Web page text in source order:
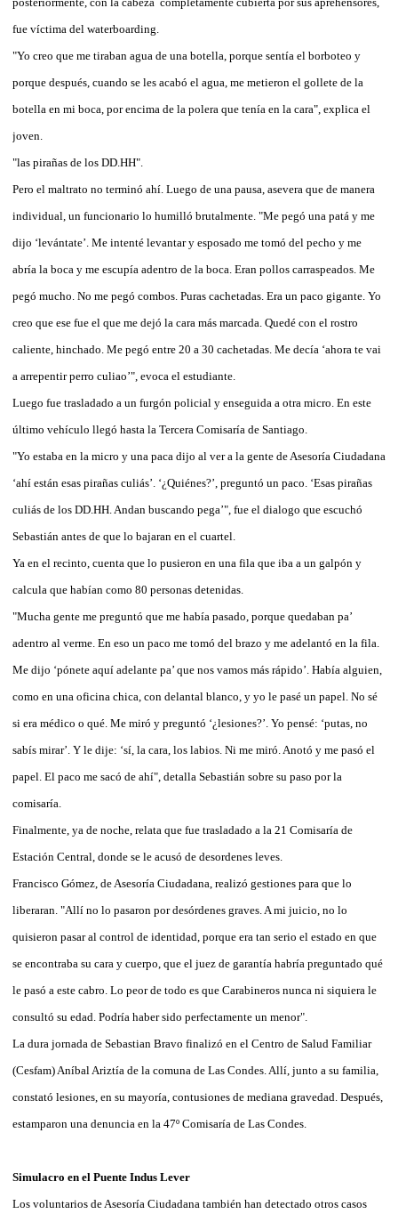
fue víctima del waterboarding.
"Yo creo que me tiraban agua de una botella, porque sentía el borboteo y
porque después, cuando se les acabó el agua, me metieron el gollete de la
botella en mi boca, por encima de la polera que tenía en la cara", explica el
joven.
"las pirañas de los DD.HH".
Pero el maltrato no terminó ahí. Luego de una pausa, asevera que de manera
individual, un funcionario lo humilló brutalmente. "Me pegó una patá y me
dijo ‘levántate’. Me intenté levantar y esposado me tomó del pecho y me
abría la boca y me escupía adentro de la boca. Eran pollos carraspeados. Me
pegó mucho. No me pegó combos. Puras cachetadas. Era un paco gigante. Yo
creo que ese fue el que me dejó la cara más marcada. Quedé con el rostro
caliente, hinchado. Me pegó entre 20 a 30 cachetadas. Me decía ‘ahora te vai
a arrepentir perro culiao’", evoca el estudiante.
Luego fue trasladado a un furgón policial y enseguida a otra micro. En este
último vehículo llegó hasta la Tercera Comisaría de Santiago.
"Yo estaba en la micro y una paca dijo al ver a la gente de Asesoría Ciudadana
‘ahí están esas pirañas culiás’. ‘¿Quiénes?’, preguntó un paco. ‘Esas pirañas
culiás de los DD.HH. Andan buscando pega’", fue el dialogo que escuchó
Sebastián antes de que lo bajaran en el cuartel.
Ya en el recinto, cuenta que lo pusieron en una fila que iba a un galpón y
calcula que habían como 80 personas detenidas.
"Mucha gente me preguntó que me había pasado, porque quedaban pa’
adentro al verme. En eso un paco me tomó del brazo y me adelantó en la fila.
Me dijo ‘pónete aquí adelante pa’ que nos vamos más rápido’. Había alguien,
como en una oficina chica, con delantal blanco, y yo le pasé un papel. No sé
si era médico o qué. Me miró y preguntó ‘¿lesiones?’. Yo pensé: ‘putas, no
sabís mirar’. Y le dije: ‘sí, la cara, los labios. Ni me miró. Anotó y me pasó el
papel. El paco me sacó de ahí", detalla Sebastián sobre su paso por la
comisaría.
Finalmente, ya de noche, relata que fue trasladado a la 21 Comisaría de
Estación Central, donde se le acusó de desordenes leves.
Francisco Gómez, de Asesoría Ciudadana, realizó gestiones para que lo
liberaran. "Allí no lo pasaron por desórdenes graves. A mi juicio, no lo
quisieron pasar al control de identidad, porque era tan serio el estado en que
se encontraba su cara y cuerpo, que el juez de garantía habría preguntado qué
le pasó a este cabro. Lo peor de todo es que Carabineros nunca ni siquiera le
consultó su edad. Podría haber sido perfectamente un menor".
La dura jornada de Sebastian Bravo finalizó en el Centro de Salud Familiar
(Cesfam) Aníbal Ariztía de la comuna de Las Condes. Allí, junto a su familia,
constató lesiones, en su mayoría, contusiones de mediana gravedad. Después,
estamparon una denuncia en la 47º Comisaría de Las Condes.
Simulacro en el Puente Indus Lever
Los voluntarios de Asesoría Ciudadana también han detectado otros casos